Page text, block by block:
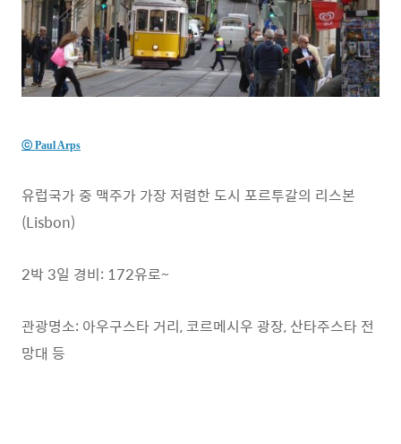
ⓒ Paul Arps
유럽국가 중 맥주가 가장 저렴한 도시 포르투갈의 리스본
(Lisbon)
2박 3일 경비: 172유로~
관광명소: 아우구스타 거리, 코르메시우 광장, 산타주스타 전
망대 등